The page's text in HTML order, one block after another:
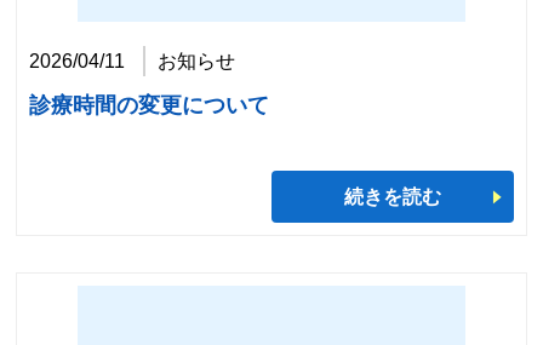
2026/04/11 お知らせ
診療時間の変更について
続きを読む